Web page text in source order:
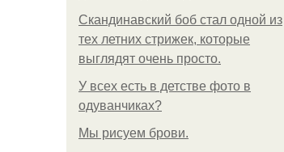
Скандинавский боб стал одной из
тех летних стрижек, которые
выглядят очень просто.
У всех есть в детстве фото в
одуванчиках?
Мы рисуем брови.